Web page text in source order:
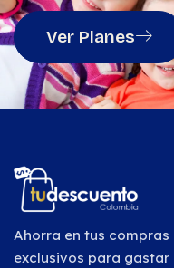
Ver Planes
Ahorra en tus
exclusivos para